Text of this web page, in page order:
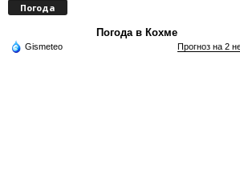
Погода
Погода в Кохме
Gismeteo Прогноз на 2